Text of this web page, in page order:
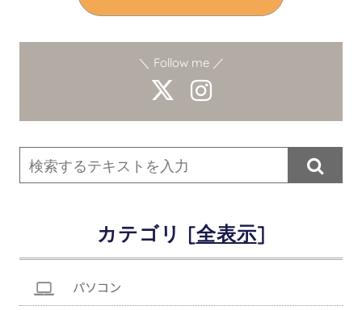
＼ Follow me ／

カテゴリ [ ]
パソコン